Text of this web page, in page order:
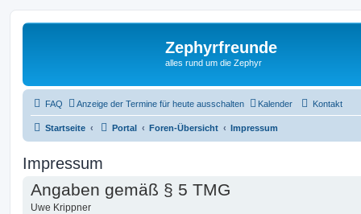
Zephyrfreunde
alles rund um die Zephyr
FAQ Anzeige der Termine für heute ausschalten Kalender Kontakt
Startseite Portal Foren-Übersicht Impressum
Impressum
Angaben gemäß § 5 TMG
Uwe Krippner